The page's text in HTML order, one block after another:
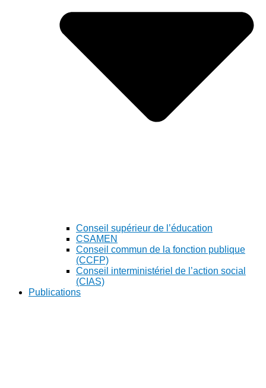
Conseil supérieur de l’éducation
CSAMEN
Conseil commun de la fonction publique
(CCFP)
Conseil interministériel de l’action social
(CIAS)
Publications